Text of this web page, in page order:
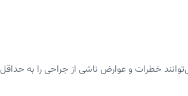
خطرات و عوارض ناشی از جراحی را به حداقل